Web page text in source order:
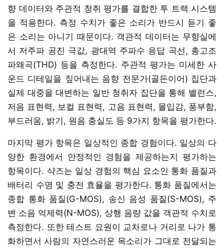
향 데이터와 주관적 청취 평가를 결합한 투 트랙 시스템
을 적용한다. 측정 수치가 좋은 소리가 반드시 듣기 좋
은 소리는 아니기 때문이다. 객관적 데이터는 무향실에
서 저주파 공진 극값, 광대역 주파수 응답 곡선, 총고조
파왜곡(THD) 등을 측정한다. 주관적 평가는 미세한 사
운드 디테일을 짚어내는 음향 전문가(골든이어) 집단과
실제 대중을 대변하는 일반 청취자 집단을 통해 밸런스,
저음 표현력, 보컬 표현력, 고음 표현력, 몰입감, 풍부함,
부드러움, 밝기, 원음 충실도 등 9가지 항목을 평가한다.
마지막 평가 항목은 일상적인 종합 경험이다. 일상의 다
양한 환경에서 안정적인 경험을 제공하는지 평가하는
항목이다. 샥즈는 일상 경험의 핵심 요소인 통화 품질과
배터리 수명 및 충전 효율을 평가한다. 통화 품질에서는
종합 통화 품질(G-MOS), 송신 음성 품질(S-MOS), 주
변 소음 억제력(N-MOS), 상행 음량 값을 객관적 수치로
측정한다. 또한 테스트 요원이 교차로나 거리로 나가 통
화하면서 사람의 자연스러운 목소리가 그대로 전달되는